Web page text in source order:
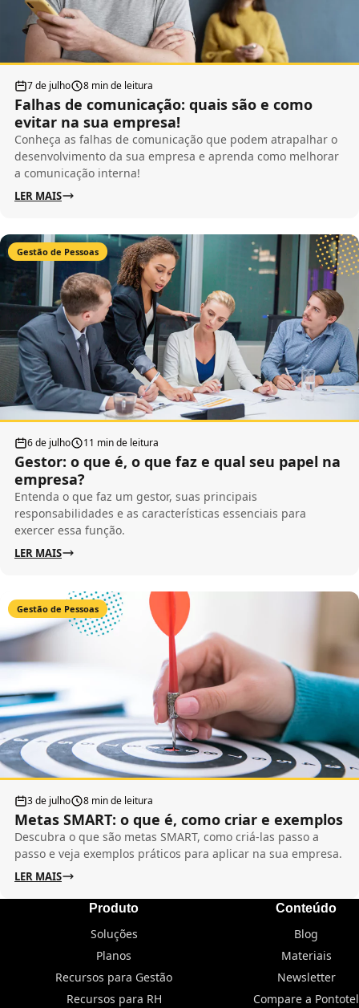
7 de julho 8 min de leitura
Falhas de comunicação: quais são e como
evitar na sua empresa!
Conheça as falhas de comunicação que podem atrapalhar o
desenvolvimento da sua empresa e aprenda como melhorar
a comunicação interna!
LER MAIS
Gestão de Pessoas
6 de julho 11 min de leitura
Gestor: o que é, o que faz e qual seu papel na
empresa?
Entenda o que faz um gestor, suas principais
responsabilidades e as características essenciais para
exercer essa função.
LER MAIS
Gestão de Pessoas
3 de julho 8 min de leitura
Metas SMART: o que é, como criar e exemplos
Descubra o que são metas SMART, como criá-las passo a
passo e veja exemplos práticos para aplicar na sua empresa.
LER MAIS
Produto
Soluções
Planos
Recursos para Gestão
Recursos para RH
Conteúdo
Blog
Materiais
Newsletter
Compare a Pontotel